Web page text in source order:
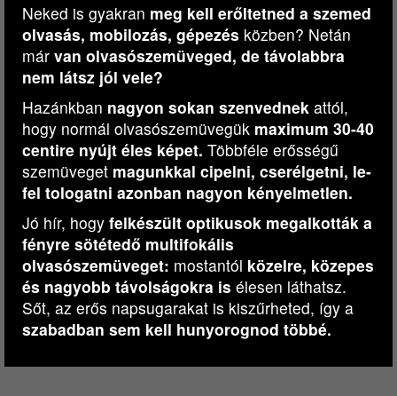
Neked is gyakran meg kell erőltetned a szemed
olvasás, mobilozás, gépezés közben? Netán
már van olvasószemüveged, de távolabbra
nem látsz jól vele?
Hazánkban nagyon sokan szenvednek attól,
hogy normál olvasószemüvegük maximum 30-40
centire nyújt éles képet. Többféle erősségű
szemüveget magunkkal cipelni, cserélgetni, le-
fel tologatni azonban nagyon kényelmetlen.
Jó hír, hogy felkészült optikusok megalkották a
fényre sötétedő multifokális
olvasószemüveget: mostantól közelre, közepes
és nagyobb távolságokra is élesen láthatsz.
Sőt, az erős napsugarakat is kiszűrheted, így a
szabadban sem kell hunyorognod többé.